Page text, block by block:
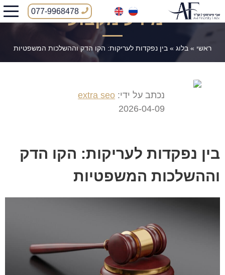
077-9968478מידע מקצועי
ראשי » בלוג » בין נפקדות לעריקות: הקו הדק וההשלכות המשפטיות
נכתב על ידי: extra seo
2026-04-09
בין נפקדות לעריקות: הקו הדק
וההשלכות המשפטיות